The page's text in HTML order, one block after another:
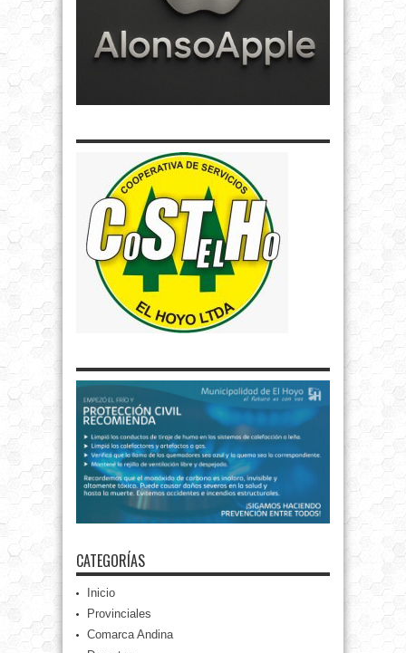
CATEGORÍAS
Inicio
Provinciales
Comarca Andina